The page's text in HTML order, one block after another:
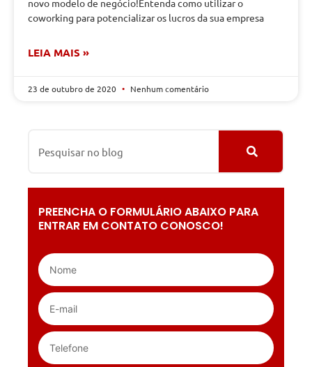
novo modelo de negócio!Entenda como utilizar o
coworking para potencializar os lucros da sua empresa
LEIA MAIS »
23 de outubro de 2020 Nenhum comentário
PREENCHA O FORMULÁRIO ABAIXO PARA
ENTRAR EM CONTATO CONOSCO!